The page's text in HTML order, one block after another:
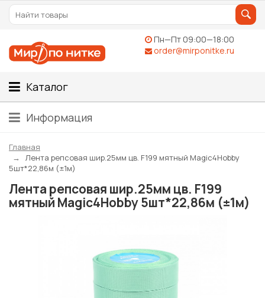
Пн—Пт 09:00—18:00
order@mirponitke.ru
Каталог
Информация
Главная
Лента репсовая шир.25мм цв. F199 мятный Magic4Hobby
5шт*22,86м (±1м)
Лента репсовая шир.25мм цв. F199
мятный Magic4Hobby 5шт*22,86м (±1м)